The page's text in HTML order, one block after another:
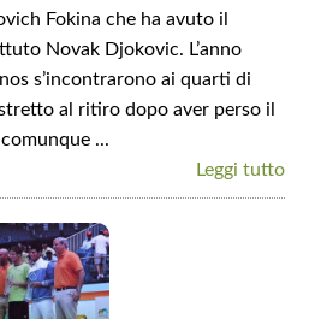
Fokina che ha avuto il
Novak Djokovic. L’anno
s’incontrarono ai quarti di
al ritiro dopo aver perso il
...
Leggi tutto